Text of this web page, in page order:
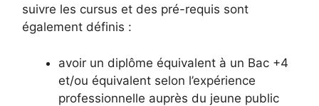
suivre les cursus et des pré-requis sont
également définis :
avoir un diplôme équivalent à un Bac +4
et/ou équivalent selon l’expérience
professionnelle auprès du jeune public